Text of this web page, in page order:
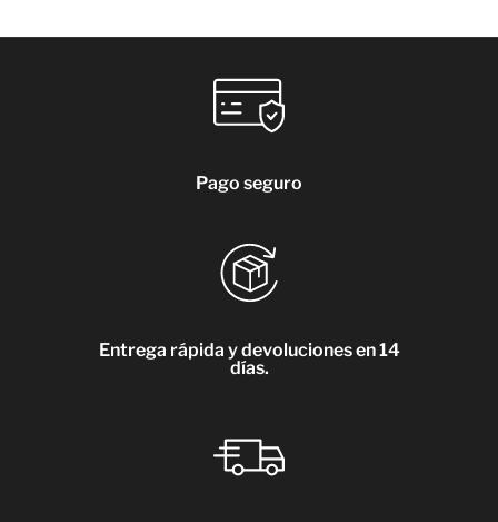
Pago seguro
Entrega rápida y devoluciones en 14
días.